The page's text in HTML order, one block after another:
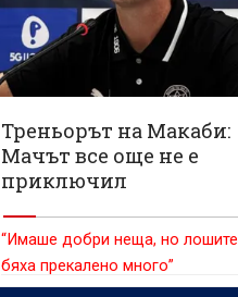
Треньорът на Макаби:
Мачът все още не е
приключил
“Имаше добри неща, но лошите
бяха прекалено много”